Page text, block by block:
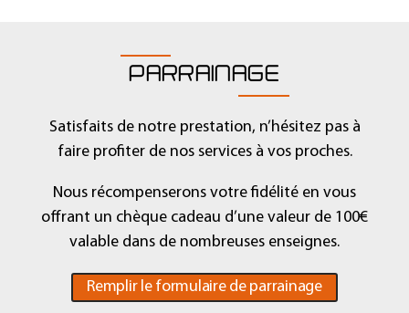
PARRAINAGE
Satisfaits de notre prestation, n’hésitez pas à
faire profiter de nos services à vos proches.
Nous récompenserons votre fidélité en vous
offrant un chèque cadeau d’une valeur de 100€
valable dans de nombreuses enseignes.
Remplir le formulaire de parrainage